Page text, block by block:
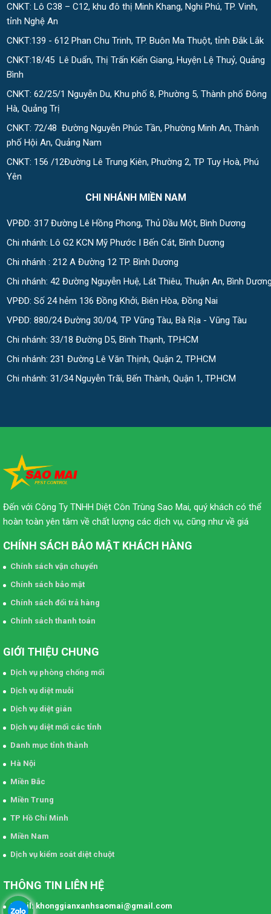
CNKT: Lô C38 – C12, khu đô thị Minh Khang, Nghi Phú, TP. Vinh,
tỉnh Nghệ An
CNKT:139 - 612 Phan Chu Trinh, TP. Buôn Ma Thuột, tỉnh Đắk Lắk
CNKT:18/45 Lê Duẩn, Thị Trấn Kiến Giang, Huyện Lệ Thuỷ, Quảng
Bình
CNKT: 62/25/1 Nguyễn Du, Khu phố 8, Phường 5, Thành phố Đông
Hà, Quảng Trị
CNKT: 72/48 Đường Nguyễn Phúc Tần, Phường Minh An, Thành
phố Hội An, Quảng Nam
CNKT: 156 /12Đường Lê Trung Kiên, Phường 2, TP Tuy Hoà, Phú
Yên
CHI NHÁNH MIỀN NAM
VPĐD: 317 Đường Lê Hồng Phong, Thủ Dầu Một, Bình Dương
Chi nhánh: Lô G2 KCN Mỹ Phước I Bến Cát, Bình Dương
Chi nhánh : 212 A Đường 12 TP. Bình Dương
Chi nhánh: 42 Đường Nguyễn Huệ, Lát Thiêu, Thuận An, Bình
VPĐD: Số 24 hẻm 136 Đồng Khởi, Biên Hòa, Đồng Nai
VPĐD: 880/24 Đường 30/04, TP Vũng Tàu, Bà Rịa - Vũng Tàu
Chi nhánh: 33/18 Đường D5, Bình Thạnh, TP.HCM
Chi nhánh: 231 Đường Lê Văn Thịnh, Quận 2, TP.HCM
Chi nhánh: 31/34 Nguyễn Trãi, Bến Thành, Quận 1, TP.HCM
Đến với Công Ty TNHH Diệt Côn Trùng Sao Mai, quý khách có thể
hoàn toàn yên tâm về chất lượng các dịch vụ, cũng như về giá
CHÍNH SÁCH BẢO MẬT KHÁCH HÀNG
Chính sách vận chuyển
Chính sách bảo mật
Chính sách đổi trả hàng
Chính sách thanh toán
GIỚI THIỆU CHUNG
Dịch vụ phòng chống mối
Dịch vụ diệt muỗi
Dịch vụ diệt gián
Dịch vụ diệt mối các tỉnh
Danh mục tỉnh thành
Hà Nội
Miền Bắc
Miền Trung
TP Hồ Chí Minh
Miền Nam
Dịch vụ kiểm soát diệt chuột
THÔNG TIN LIÊN HỆ
Email: khonggianxanhsaomai@gmail.com